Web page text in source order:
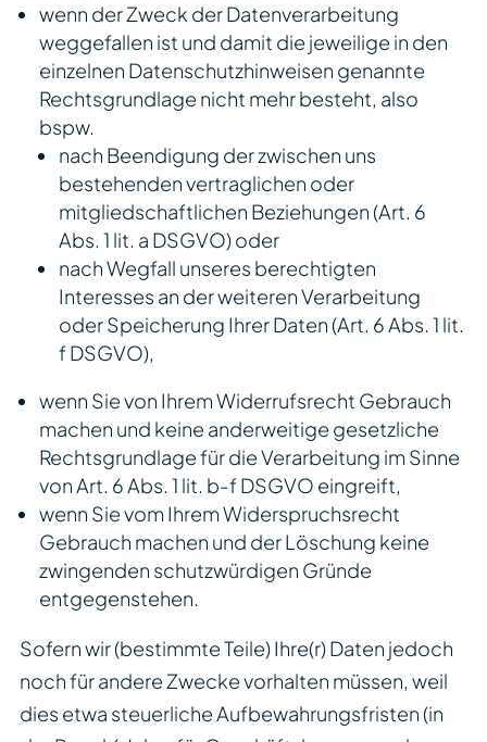
wenn der Zweck der Datenverarbeitung
weggefallen ist und damit die jeweilige in den
einzelnen Datenschutzhinweisen genannte
Rechtsgrundlage nicht mehr besteht, also
bspw.
nach Beendigung der zwischen uns
bestehenden vertraglichen oder
mitgliedschaftlichen Beziehungen (Art. 6
Abs. 1 lit. a DSGVO) oder
nach Wegfall unseres berechtigten
Interesses an der weiteren Verarbeitung
oder Speicherung Ihrer Daten (Art. 6 Abs. 1 lit.
f DSGVO),
wenn Sie von Ihrem Widerrufsrecht Gebrauch
machen und keine anderweitige gesetzliche
Rechtsgrundlage für die Verarbeitung im Sinne
von Art. 6 Abs. 1 lit. b-f DSGVO eingreift,
wenn Sie vom Ihrem Widerspruchsrecht
Gebrauch machen und der Löschung keine
zwingenden schutzwürdigen Gründe
entgegenstehen.
Sofern wir (bestimmte Teile) Ihre(r) Daten jedoch
noch für andere Zwecke vorhalten müssen, weil
dies etwa steuerliche Aufbewahrungsfristen (in